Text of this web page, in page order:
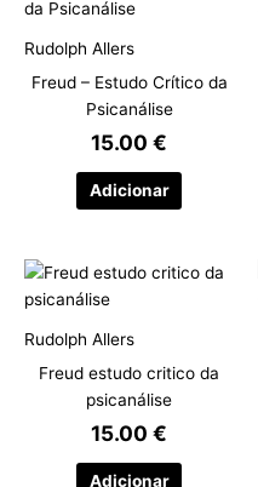
Rudolph Allers
Freud – Estudo Crítico da
Psicanálise
15.00€
Adicionar
Rudolph Allers
Freud estudo critico da
psicanálise
15.00€
Adicionar